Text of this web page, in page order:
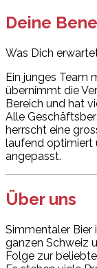
Deine
Was Dich
Ein junges Team
übernimmt die
Bereich und hat
Alle
herrscht eine
laufend optimiert
angepasst.
Über uns
Simmentaler Bier
ganzen Schweiz
Folge zur